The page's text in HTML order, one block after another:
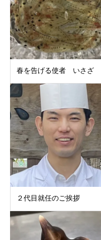
春を告げる使者 いさざ
２代目就任のご挨拶